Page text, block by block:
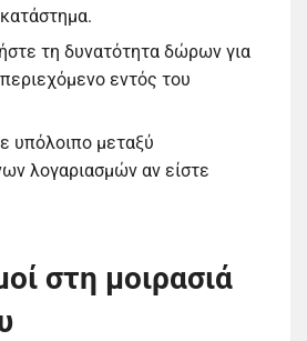
τη δυνατότητα δώρων για
περιεχόμενο εντός του
υπόλοιπο μεταξύ
λογαριασμών αν είστε
στη μοιρασιά